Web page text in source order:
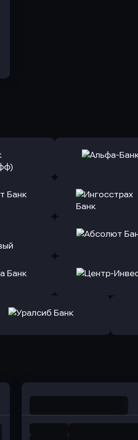
заявку
Оправить
в Альфа-Банк
заявку
Банк
Оправить
заявку
Оправить
заявку